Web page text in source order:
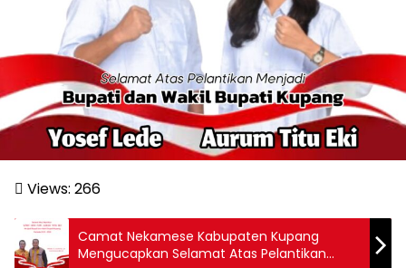
Views: 266
Camat Nekamese Kabupaten Kupang
Mengucapkan Selamat Atas Pelantikan